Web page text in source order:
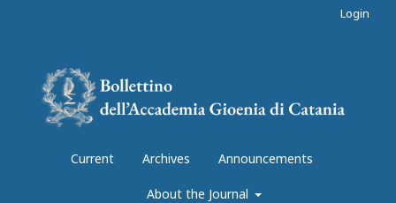
Current Archives Announcements
About the Journal
Login